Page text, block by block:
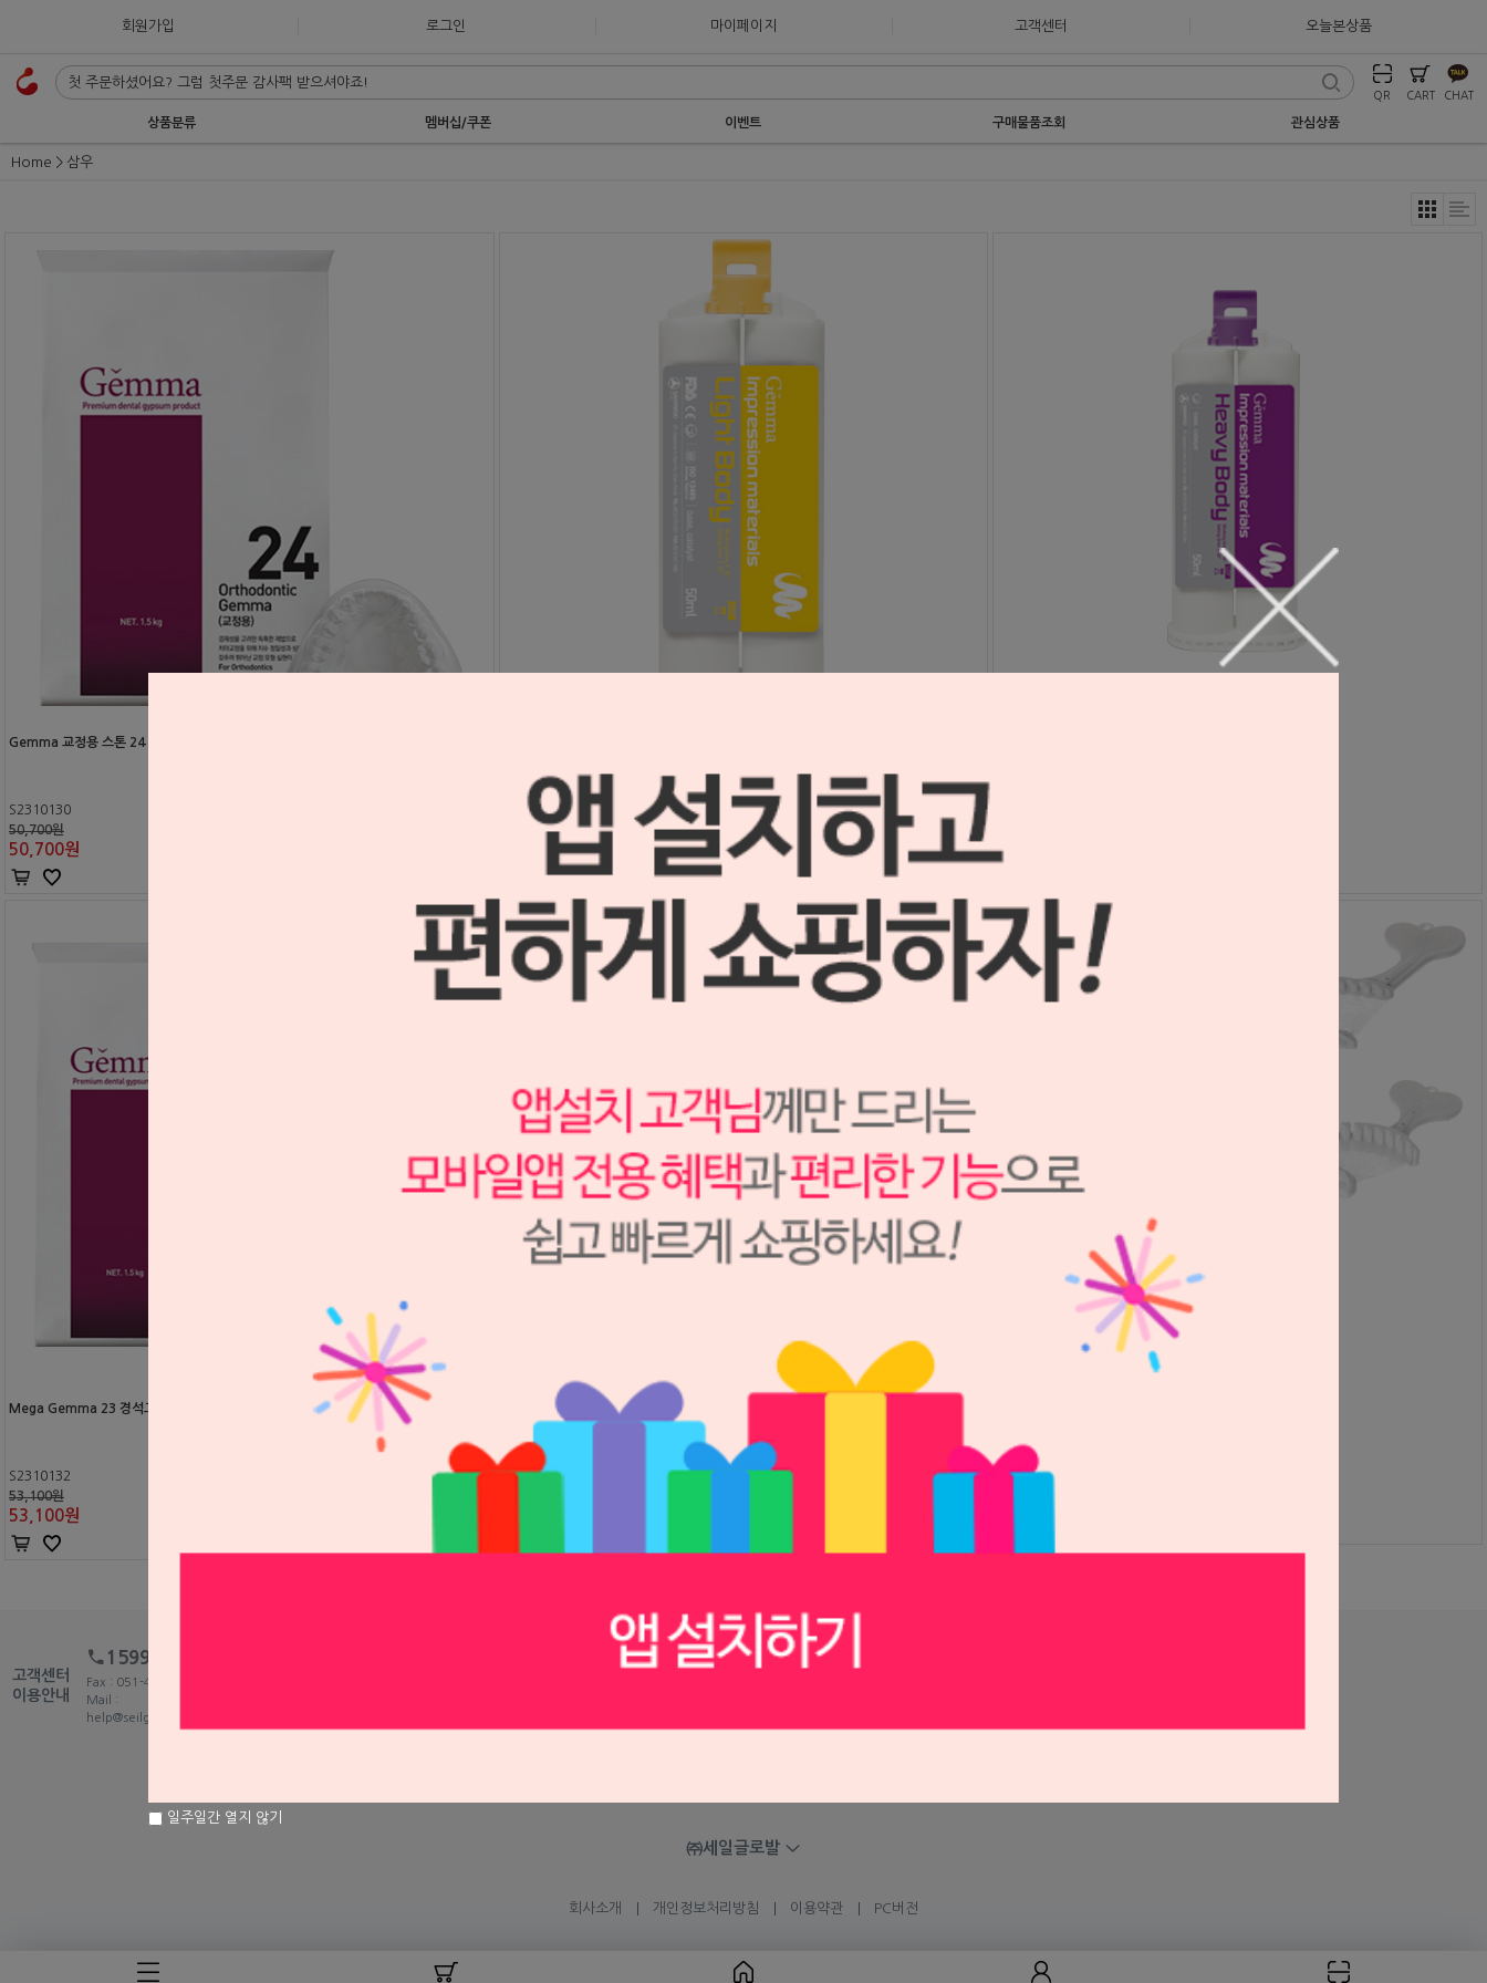
회원가입 로그인 마이페이지 고객센터 오늘본상품
QR CART CHAT
상품분류 멤버십/쿠폰 이벤트 구매물품조회 관심상품
Home 삼우
Gemma 교정용 스톤 24 (White) 18kg
S2310130
50,700원
50,700원
S2307012
59,000원
원 59,000
Mega Gemma 23 경석고 18kg
S2310132
53,100원
53,100원
Super Gemma 20 골드 브라운 초경석고 18kg
S2310133
S1211042
고객센터
이용안내
1599-2875
Fax : 051-465-5459
Mail :
help@seilglobal.co.kr
㈜세일글로발
회사소개 개인정보처리방침 이용약관 PC버전
일주일간 열지 않기